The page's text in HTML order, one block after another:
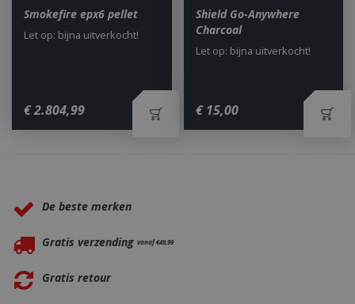
Smokefire epx6 pellet
€2.804,99
Let op: bijna uitverkocht!
Shield Go-Anywhere
Charcoal
€ 15,00
Let op: bijna uitverkocht!
De beste merken
Gratis verzending vanaf €49,99
Gratis retour
Google LLC
.bbqkopen.nl